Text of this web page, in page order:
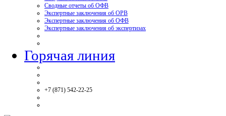
Сводные отчеты об ОФВ
Экспертные заключения об ОРВ
Экспертные заключения об ОФВ
Экспертные заключения об экспертизах
Горячая линия
+7 (871) 542-22-25